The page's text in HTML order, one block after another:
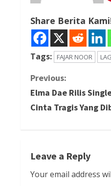
Share Berita
Tags: FAJAR NOOR
C
o
i
Previous:
Elma Dae Rilis
Cinta Tragis Yang
Leave a Reply
Your email address